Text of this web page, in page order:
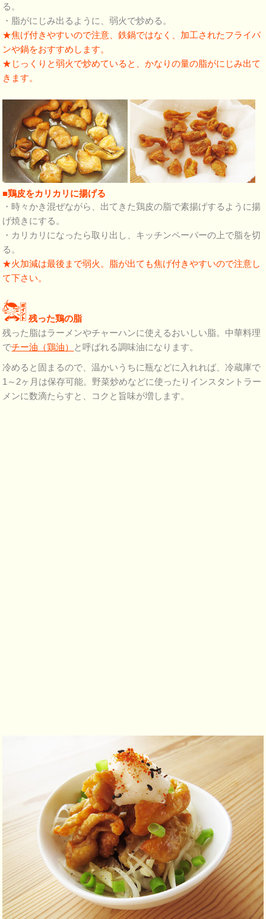
る。
・脂がにじみ出るように、弱火で炒める。
★焦げ付きやすいので注意、鉄鍋ではなく、加工されたフライパ
ンや鍋をおすすめします。
★じっくりと弱火で炒めていると、かなりの量の脂がにじみ出て
きます。
■鶏皮をカリカリに揚げる
・時々かき混ぜながら、出てきた鶏皮の脂で素揚げするように揚
げ焼きにする。
・カリカリになったら取り出し、キッチンペーパーの上で脂を切
る。
★火加減は最後まで弱火。脂が出ても焦げ付きやすいので注意し
て下さい。
残った鶏の脂
残った脂はラーメンやチャーハンに使えるおいしい脂。中華料理
でチー油（鶏油） と呼ばれる調味油になります。
冷めると固まるので、温かいうちに瓶などに入れれば、冷蔵庫で
1～2ヶ月は保存可能。野菜炒めなどに使ったりインスタントラー
メンに数滴たらすと、コクと旨味が増します。